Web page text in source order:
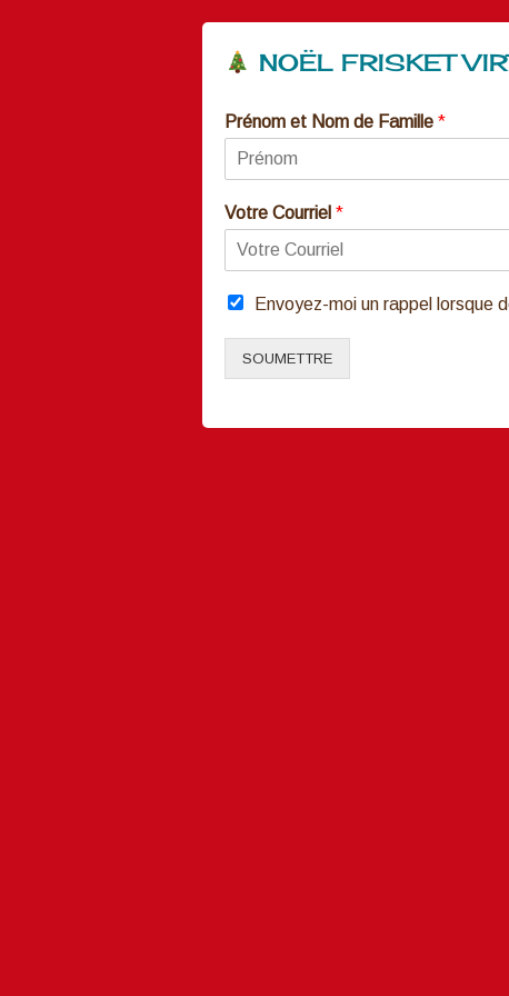
NOËL FRISKET
Prénom et Nom de Famille *
Votre Courriel *
Envoyez-moi un rappel lorsque
SOUMETTRE